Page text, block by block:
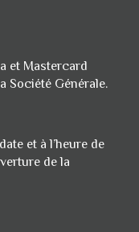
et Mastercard
Société Générale.
et à l’heure de
de la